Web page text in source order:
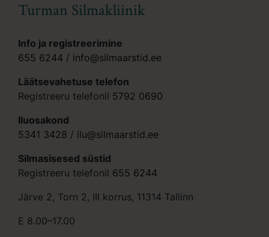
Turman Silmakliinik
Info ja registreerimine
655 6244 / info@silmaarstid.ee
Läätsevahetuse telefon
Registreeru telefonil 5792 0690
Iluosakond
5341 3428 / ilu@silmaarstid.ee
Silmasisesed süstid
Registreeru telefonil 655 6244
Järve 2, Torn 2, III korrus, 11314 Tallinn
E 8.00–17.00